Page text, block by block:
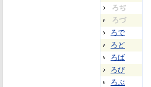
ろぢ
ろづ
ろで
ろど
ろば
ろび
ろぶ